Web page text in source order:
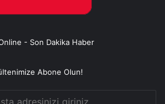
- Son Dakika Haber
Abone Olun!